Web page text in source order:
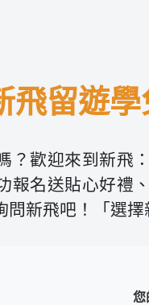
飛留遊
？歡迎來到新飛
報名送貼心好禮
新飛吧！「選擇
您